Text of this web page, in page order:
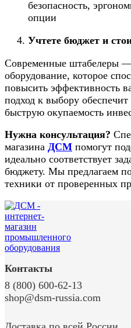
безопасность,
опции
Учтете бюджет и
Современные штабелеры —
оборудование, которое
повысить эффективность
подход к выбору
быструю окупаемость
Нужна консультация?
магазина ДСМ помогут
идеально соответствует
бюджету. Мы предлагаем
техники от проверенных
Контакты
8 (800) 600-62-13
shop@dsm-russia.com